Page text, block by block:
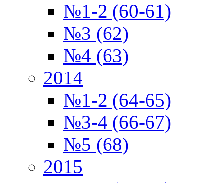
№1-2 (60-61)
№3 (62)
№4 (63)
2014
№1-2 (64-65)
№3-4 (66-67)
№5 (68)
2015